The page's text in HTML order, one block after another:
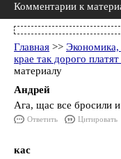
Комментарии к
Главная >> Экономика,
крае так дорого
материалу
Андрей
Ага, щас все бросили
Ответить Цитировать
кас